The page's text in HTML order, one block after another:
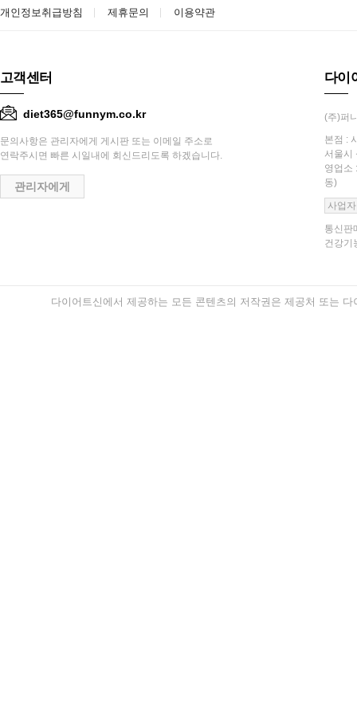
개인정보취급방침 제휴문의 이용약관
고객센터
diet365@funnym.co.kr
문의사항은 관리자에게 게시판 또는 이메일 주소로
연락주시면 빠른 시일내에 회신드리도록 하겠습니다.
관리자에게
다이
(주)퍼
본점 :
서울시
영업소
동)
사업
통신판
건강기
다이어트신에서 제공하는 모든 콘텐츠의 저작권은 제공처 또는